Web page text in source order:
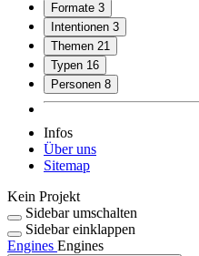
Formate 3
Intentionen 3
Themen 21
Typen 16
Personen 8
Infos
Über uns
Sitemap
Kein Projekt
Sidebar umschalten
Sidebar einklappen
Engines Engines